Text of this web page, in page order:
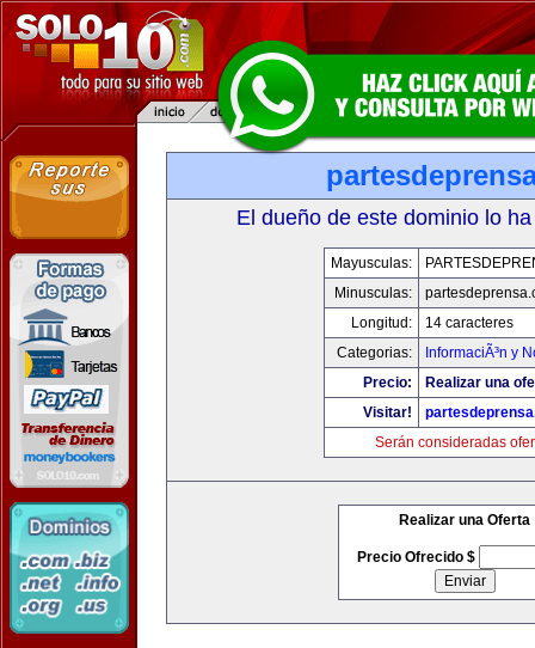
El dueño de este dominio lo
Mayusculas:
Minusculas:
Longitud:
14 caracteres
Categorias:
InformaciÃ³n y
Precio:
Realizar una
Visitar!
Serán consideradas
Realizar una Oferta
Precio Ofrecido $